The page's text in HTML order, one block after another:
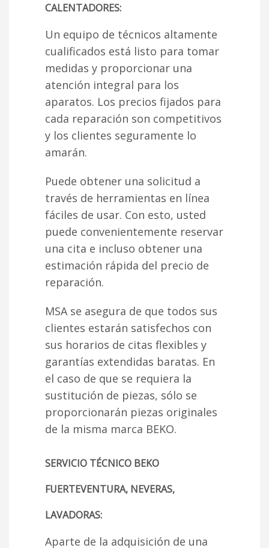
CALENTADORES:
Un equipo de técnicos altamente
cualificados está listo para tomar
medidas y proporcionar una
atención integral para los
aparatos. Los precios fijados para
cada reparación son competitivos
y los clientes seguramente lo
amarán.
Puede obtener una solicitud a
través de herramientas en línea
fáciles de usar. Con esto, usted
puede convenientemente reservar
una cita e incluso obtener una
estimación rápida del precio de
reparación.
MSA se asegura de que todos sus
clientes estarán satisfechos con
sus horarios de citas flexibles y
garantías extendidas baratas. En
el caso de que se requiera la
sustitución de piezas, sólo se
proporcionarán piezas originales
de la misma marca BEKO.
SERVICIO TÉCNICO BEKO
FUERTEVENTURA, NEVERAS,
LAVADORAS:
Aparte de la adquisición de una